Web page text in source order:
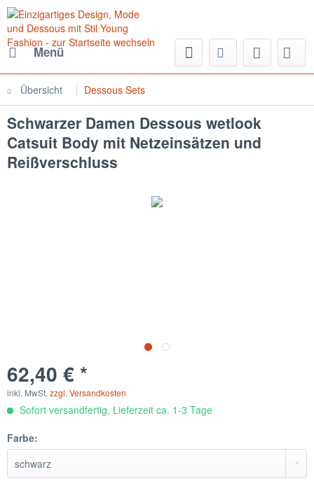
Menü
Übersicht Dessous Sets
Schwarzer Damen Dessous wetlook
Catsuit Body mit Netzeinsätzen und
Reißverschluss
62,40 € *
inkl. MwSt. zzgl. Versandkosten
Sofort versandfertig, Lieferzeit ca. 1-3 Tage
Farbe: